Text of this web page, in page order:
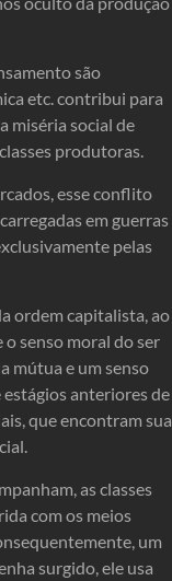
são
etc. contribui para
miséria social de
produtoras.
esse conflito
em guerras
pelas
ordem capitalista, ao
senso moral do ser
mútua e um senso
anteriores de
que encontram sua
as classes
com os meios
um
surgido, ele usa